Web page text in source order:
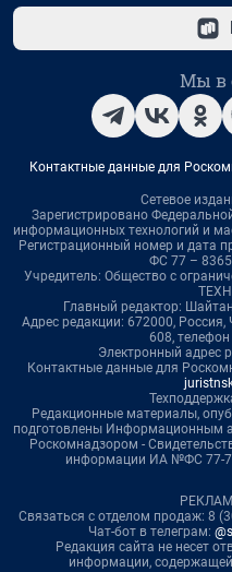
Мы в
Контактные данные для
Сетевое
Зарегистрировано
информационных технологий и
Регистрационный номер и дата
ФС 77 –
Учредитель: Общество с
Главный редактор:
Адрес редакции: 672000,
608,
Электронный адрес
Контактные данные для
Редакционные материалы,
подготовлены Информационным
Роскомнадзором -
информации ИА №ФС 77-
Связаться с отделом продаж: 8
Чат-бот в телеграм:
Редакция сайта не несет
информации,